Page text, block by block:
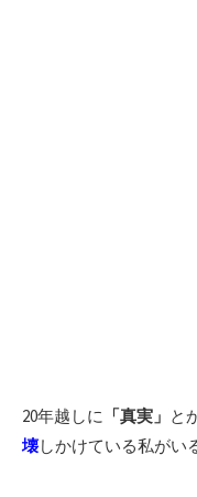
20年越しに 「真実」 と
壊しかけている私がい